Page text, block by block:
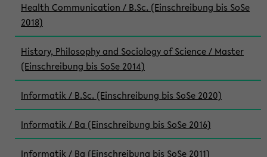
Health Communication / B.Sc. (Einschreibung bis SoSe
2018)
History, Philosophy and Sociology of Science / Master
(Einschreibung bis SoSe 2014)
Informatik / B.Sc. (Einschreibung bis SoSe 2020)
Informatik / Ba (Einschreibung bis SoSe 2016)
Informatik / Ba (Einschreibung bis SoSe 2011)